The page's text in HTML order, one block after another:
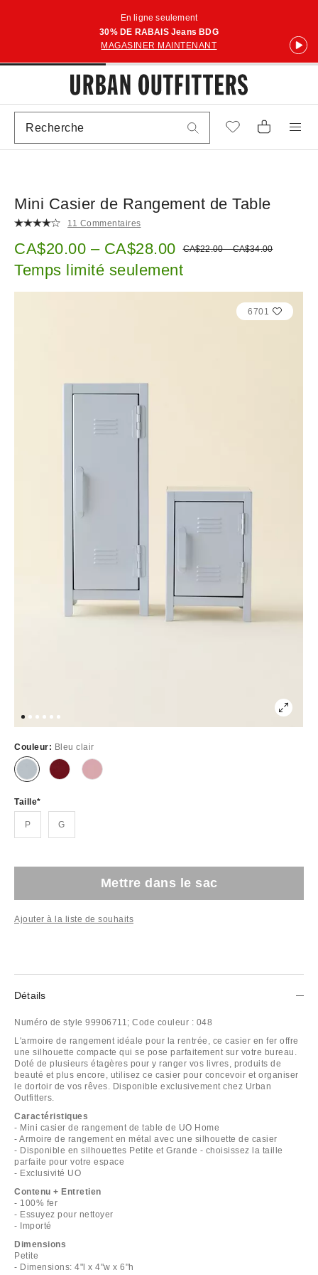
En ligne seulement
30% DE RABAIS Jeans BDG
MAGASINER MAINTENANT
Mini Casier de Rangement de Table
11 Commentaires
Prix soldé :
CA$20.00 – CA$28.00 Prix courant :
CA$22.00 – CA$34.00
Temps limité seulement
6701
Couleur: Bleu clair
Taille
P G
Mettre dans le sac
Ajouter à la liste de souhaits
Détails
Numéro de style 99906711; Code couleur : 048
L'armoire de rangement idéale pour la rentrée, ce casier en fer offre
une silhouette compacte qui se pose parfaitement sur votre bureau.
Doté de plusieurs étagères pour y ranger vos livres, produits de
beauté et plus encore, utilisez ce casier pour concevoir et organiser
le dortoir de vos rêves. Disponible exclusivement chez Urban
Outfitters.
Caractéristiques
- Mini casier de rangement de table de UO Home
- Armoire de rangement en métal avec une silhouette de casier
- Disponible en silhouettes Petite et Grande - choisissez la taille
parfaite pour votre espace
- Exclusivité UO
Contenu + Entretien
- 100% fer
- Essuyez pour nettoyer
- Importé
Dimensions
Petite
- Dimensions: 4"l x 4"w x 6"h